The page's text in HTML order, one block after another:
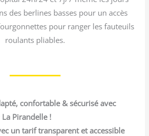
des berlines basses pour un accès
pour ranger les fauteuils
roulants pliables.
confortable & sécurisé avec
La Pirandelle !
un tarif transparent et accessible